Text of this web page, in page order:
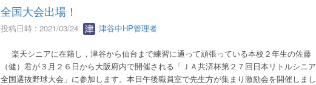
全国大会出場！
投稿日時 : 2021/03/24 津谷中HP管理者
楽天シニアに在籍し，津谷から仙台まで練習に通って頑張っている本校２年生の佐藤
（健）君が３月２６日から大阪府内で開催される「ＪＡ共済杯第２７回日本リトルシニア
全国選抜野球大会」に参加します。本日午後職員室で先生方が集まり激励会を開催しまし